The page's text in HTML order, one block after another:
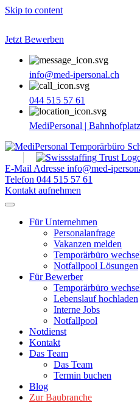
Skip to content
Jetzt Bewerben
info@med-ipersonal.ch
044 515 57 61
MediPersonal |
E-Mail Adresse info@med-
Telefon 044 515 57 61
Kontakt aufnehmen
Für Unternehmen
Personalanfrage
Vakanzen melden
Temporärbüro
Notfallpool Lösungen
Für Bewerber
Temporärbüro
Lebenslauf hochladen
Interne Jobs
Notfallpool
Notdienst
Kontakt
Das Team
Das Team
Termin buchen
Blog
Zur Baubranche